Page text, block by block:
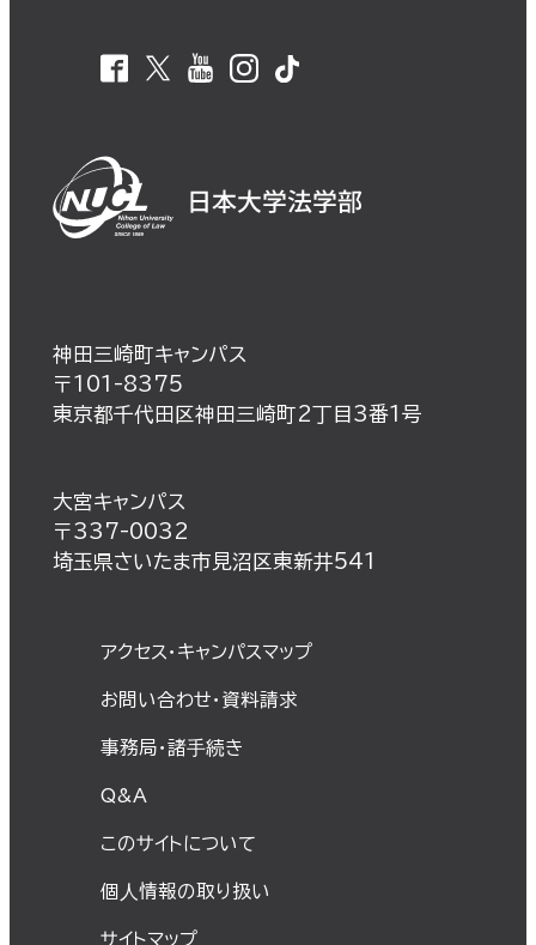
神田三崎町キャンパス
〒101-8375
東京都千代田区神田三崎町2丁目3番1号
大宮キャンパス
〒337-0032
埼玉県さいたま市見沼区東新井541
アクセス・キャンパスマップ
お問い合わせ・資料請求
事務局・諸⼿続き
Q&A
このサイトについて
個⼈情報の取り扱い
サイトマップ